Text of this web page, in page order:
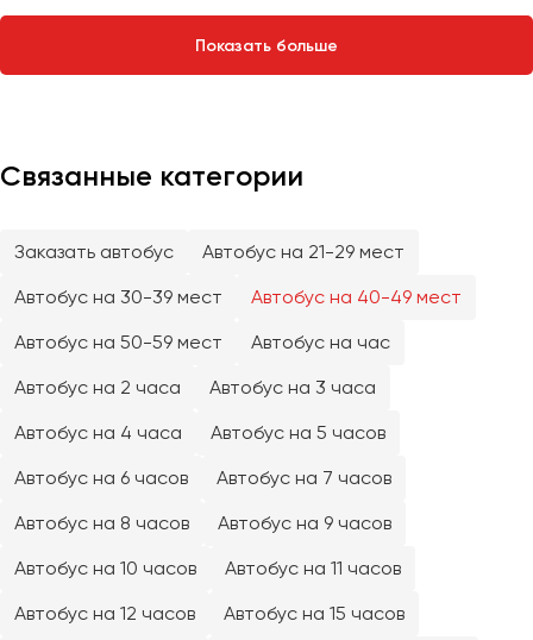
Показать больше
Связанные категории
Заказать автобус
Автобус на 21-29 мест
Автобус на 30-39 мест
Автобус на 40-49 мест
Автобус на 50-59 мест
Автобус на час
Автобус на 2 часа
Автобус на 3 часа
Автобус на 4 часа
Автобус на 5 часов
Автобус на 6 часов
Автобус на 7 часов
Автобус на 8 часов
Автобус на 9 часов
Автобус на 10 часов
Автобус на 11 часов
Автобус на 12 часов
Автобус на 15 часов
Тула
Улан-Удэ
Ульяновск
Феодосия
Чебоксары
Череповец
Чита